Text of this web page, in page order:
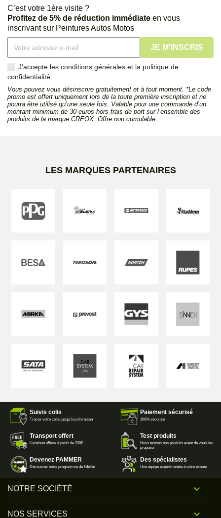
C’est votre 1ère visite ?
Profitez de 5% de réduction immédiate en vous
inscrivant sur Peintures Autos Motos
J'accepte les conditions générales et la politique de
confidentialité.
Vous pouvez vous désinscrire gratuitement et à tout moment. *Le code
promo est offert uniquement lors de la toute première inscription et ne
pourra être utilisé qu’une seule fois. Valable pour une commande d’un
montant minimum de 30 euros hors frais de port sur l’ensemble des
produits de la marque CREOX. Offre non cumulable.
LES MARQUES PARTENAIRES
Suivis colis
Tracez votre colis jusqu'à sa livraison
Paiement sécurisé
100% sécurisé
Transport offert
Livraison offerte à partir de 200€
Test produits
Nous testons nos produits avant de vous les
proposer
Devenez PAMMER
Découvrez notre programme de fidélité
Des spécialistes
Une équipe expérimentée à votre écoute
NOTRE SOCIÉTÉ 
NOS SERVICES 